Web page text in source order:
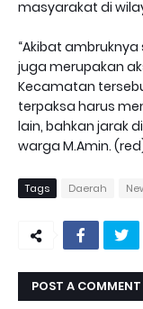
masyarakat di
“Akibat
juga merupakan
Kecamatan
terpaksa harus
lain, bahkan jarak
warga M.Amin.
Tags Daerah
POST A COMMENT